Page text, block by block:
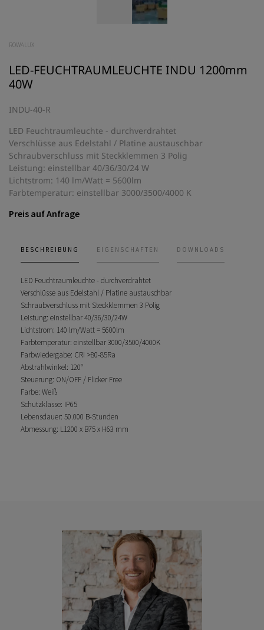
ROWALUX
LED-FEUCHTRAUMLEUCHTE INDU 1200mm
40W
INDU-40-R
LED Feuchtraumleuchte - durchverdrahtet
Verschlüsse aus Edelstahl / Platine austauschbar
Schraubverschluss mit Steckklemmen 3 Polig
Leistung: einstellbar 40/36/30/24 W
Lichtstrom: 140 lm/Watt = 5600lm
Farbtemperatur: einstellbar 3000/3500/4000 K
Preis auf Anfrage
BESCHREIBUNG EIGENSCHAFTEN DOWNLOADS
LED Feuchtraumleuchte - durchverdrahtet
Verschlüsse aus Edelstahl / Platine austauschbar
Schraubverschluss mit Steckklemmen 3 Polig
Leistung: einstellbar 40/36/30/24W
Lichtstrom: 140 lm/Watt = 5600lm
Farbtemperatur: einstellbar 3000/3500/4000K
Farbwiedergabe: CRI >80-85Ra
Abstrahlwinkel: 120°
Steuerung: ON/OFF / Flicker Free
Farbe: Weiß
Schutzklasse: IP65
Lebensdauer: 50.000 B-Stunden
Abmessung: L1200 x B75 x H63 mm